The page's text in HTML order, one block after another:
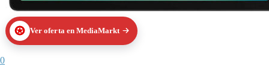
Ver oferta en MediaMarkt
0